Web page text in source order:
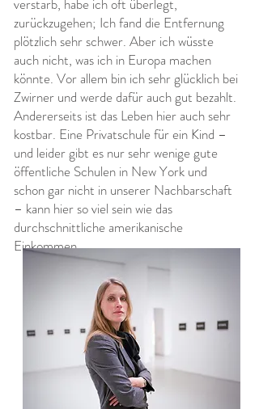
verstarb, habe ich oft überlegt,
zurückzugehen; Ich fand die Entfernung
plötzlich sehr schwer. Aber ich wüsste
auch nicht, was ich in Europa machen
könnte. Vor allem bin ich sehr glücklich bei
Zwirner und werde dafür auch gut bezahlt.
Andererseits ist das Leben hier auch sehr
kostbar. Eine Privatschule für ein Kind –
und leider gibt es nur sehr wenige gute
öffentliche Schulen in New York und
schon gar nicht in unserer Nachbarschaft
– kann hier so viel sein wie das
durchschnittliche amerikanische
Einkommen.